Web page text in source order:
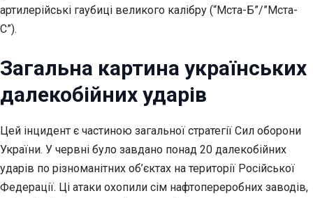
артилерійські гаубиці великого калібру (“Мста-Б”/”Мста-
С”).
Загальна картина українських
далекобійних ударів
Цей інцидент є частиною загальної стратегії Сил оборони
України. У червні було завдано понад 20 далекобійних
ударів по різноманітних об’єктах на території Російської
Федерації. Ці атаки охопили сім нафтопереробних заводів,